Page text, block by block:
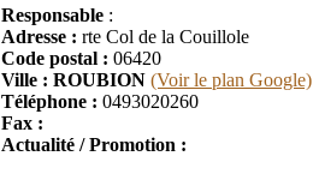
Responsable :
Adresse : rte Col de la Couillole
Code postal : 06420
Ville : ROUBION (Voir le plan Google)
Téléphone : 0493020260
Fax :
Actualité / Promotion :